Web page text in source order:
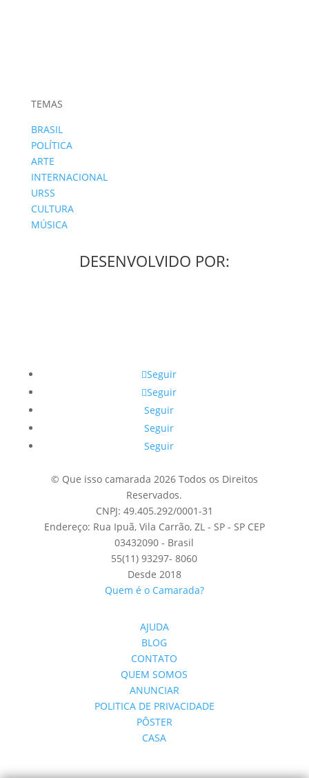
TEMAS
BRASIL
POLÍTICA
ARTE
INTERNACIONAL
URSS
CULTURA
MÚSICA
DESENVOLVIDO POR:
Seguir
Seguir
Seguir
Seguir
Seguir
© Que isso camarada 2026 Todos os Direitos
Reservados.
CNPJ: 49.405.292/0001-31
Endereço: Rua Ipuã, Vila Carrão, ZL - SP - SP CEP
03432090 - Brasil
55(11) 93297- 8060
Desde 2018
Quem é o Camarada?
AJUDA
BLOG
CONTATO
QUEM SOMOS
ANUNCIAR
POLITICA DE PRIVACIDADE
PÔSTER
CASA